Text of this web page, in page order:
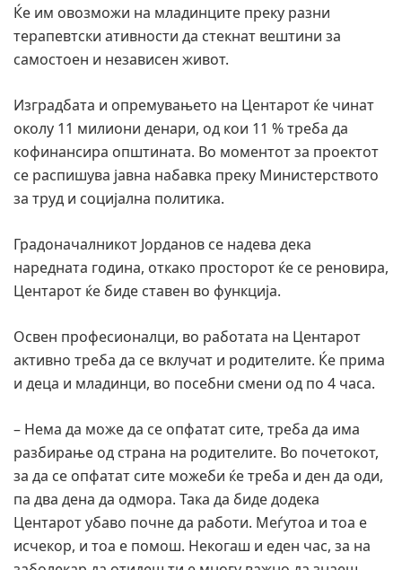
Ќе им овозможи на младинците преку разни
терапевтски ативности да стекнат вештини за
самостоен и независен живот.
Изградбата и опремувањето на Центарот ќе чинат
околу 11 милиони денари, од кои 11 % треба да
кофинансира општината. Во моментот за проектот
се распишува јавна набавка преку Министерството
за труд и социјална политика.
Градоначалникот Јорданов се надева дека
наредната година, откако просторот ќе се реновира,
Центарот ќе биде ставен во функција.
Освен професионалци, во работата на Центарот
активно треба да се вклучат и родителите. Ќе прима
и деца и младинци, во посебни смени од по 4 часа.
– Нема да може да се опфатат сите, треба да има
разбирање од страна на родителите. Во почетокот,
за да се опфатат сите можеби ќе треба и ден да оди,
па два дена да одмора. Така да биде додека
Центарот убаво почне да работи. Меѓутоа и тоа е
исчекор, и тоа е помош. Некогаш и еден час, за на